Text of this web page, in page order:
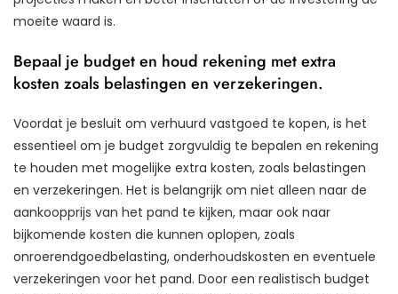
moeite waard is.
Bepaal je budget en houd rekening met extra
kosten zoals belastingen en verzekeringen.
Voordat je besluit om verhuurd vastgoed te kopen, is het
essentieel om je budget zorgvuldig te bepalen en rekening
te houden met mogelijke extra kosten, zoals belastingen
en verzekeringen. Het is belangrijk om niet alleen naar de
aankoopprijs van het pand te kijken, maar ook naar
bijkomende kosten die kunnen oplopen, zoals
onroerendgoedbelasting, onderhoudskosten en eventuele
verzekeringen voor het pand. Door een realistisch budget